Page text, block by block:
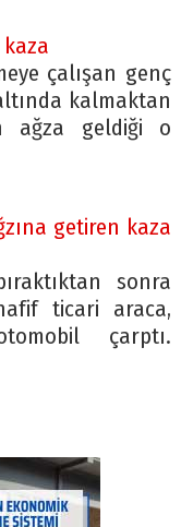
çalışan genç
kalmaktan
ağza geldiği o
getiren kaza
sonra
ticari araca,
çarptı.